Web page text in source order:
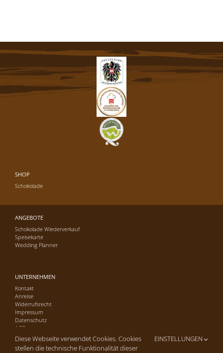
SHOP
Schokolade
ANGEBOTE
Schokolade Wiederverkauf
Speisekarte
Wedding Planner
UNTERNEHMEN
Kontakt
Anreise
Widerrufsrecht
Impressum
Datenschutz
AGB
Diese Webseite verwendet Cookies. Cookies
stellen die technische Funktionalität dieser
EINSTELLUNGEN